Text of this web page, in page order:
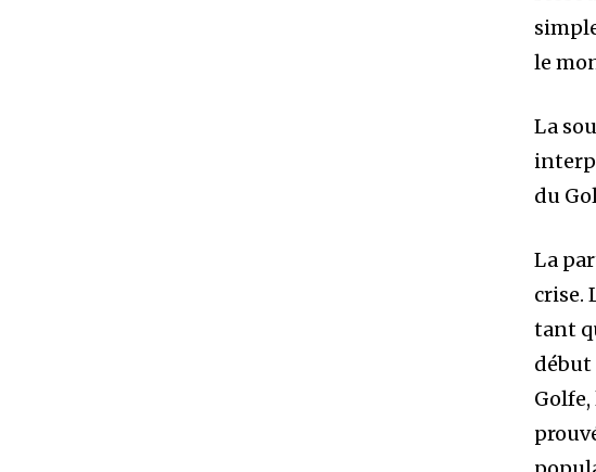
le
La
du
La
crise.
tant
début